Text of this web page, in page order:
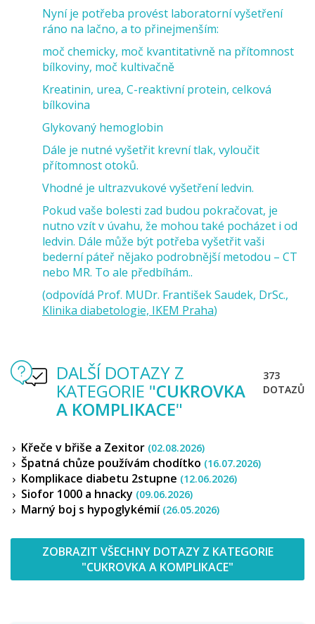
Nyní je potřeba provést laboratorní vyšetření
ráno na lačno, a to přinejmenším:
moč chemicky, moč kvantitativně na přítomnost
bílkoviny, moč kultivačně
Kreatinin, urea, C-reaktivní protein, celková
bílkovina
Glykovaný hemoglobin
Dále je nutné vyšetřit krevní tlak, vyloučit
přítomnost otoků.
Vhodné je ultrazvukové vyšetření ledvin.
Pokud vaše bolesti zad budou pokračovat, je
nutno vzít v úvahu, že mohou také pocházet i od
ledvin. Dále může být potřeba vyšetřit vaši
bederní páteř nějako podrobnější metodou – CT
nebo MR. To ale předbíhám..
(odpovídá Prof. MUDr. František Saudek, DrSc.,
Klinika diabetologie, IKEM Praha)
DALŠÍ DOTAZY Z
KATEGORIE "CUKROVKA
A KOMPLIKACE"
373
DOTAZŮ
Křeče v břiše a Zexitor (02.08.2026)
Špatná chůze používám chodítko (16.07.2026)
Komplikace diabetu 2stupne (12.06.2026)
Siofor 1000 a hnacky (09.06.2026)
Marný boj s hypoglykémií (26.05.2026)
ZOBRAZIT VŠECHNY DOTAZY Z KATEGORIE
"CUKROVKA A KOMPLIKACE"